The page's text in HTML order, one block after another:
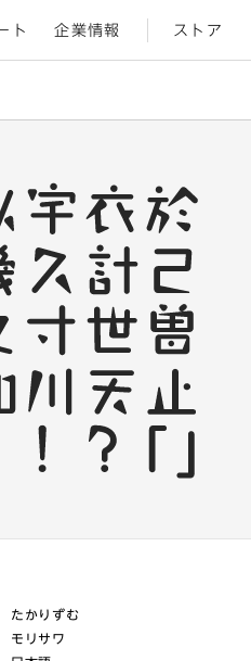
ト 企業情報 ストア
たかりずむ
モリサワ